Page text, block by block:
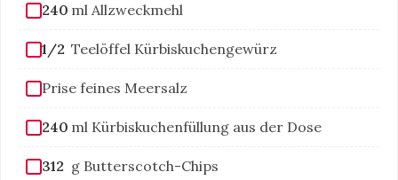
240 ml Allzweckmehl
1/2 Teelöffel Kürbiskuchengewürz
Prise feines Meersalz
240 ml Kürbiskuchenfüllung aus der Dose
312 g Butterscotch-Chips